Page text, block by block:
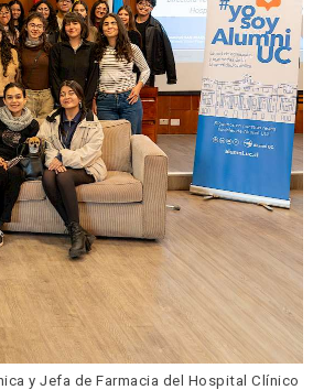
y Jefa de Farmacia del Hospital Clínico